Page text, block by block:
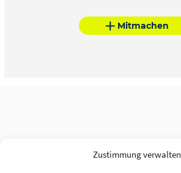
Zustimmung verwalten
Mitmachen